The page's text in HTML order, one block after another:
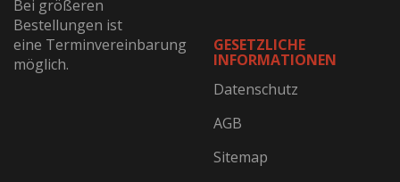
Bei größeren
Bestellungen ist
eine Terminvereinbarung
möglich.
GESETZLICHE
INFORMATIONEN
Datenschutz
AGB
Sitemap